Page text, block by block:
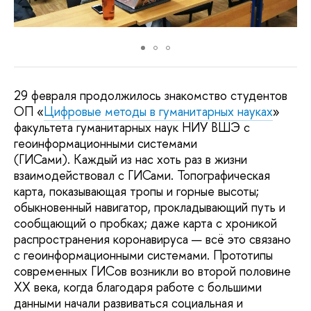
29 февраля продолжилось знакомство студентов
ОП «Цифровые методы в гуманитарных науках»
факультета гуманитарных наук НИУ ВШЭ с
геоинформационными системами
(ГИСами). Каждый из нас хоть раз в жизни
взаимодействовал с ГИСами. Топографическая
карта, показывающая тропы и горные высоты;
обыкновенный навигатор, прокладывающий путь и
сообщающий о пробках; даже карта с хроникой
распространения коронавируса — всё это связано
с геоинформационными системами. Прототипы
современных ГИСов возникли во второй половине
XX века, когда благодаря работе с большими
данными начали развиваться социальная и